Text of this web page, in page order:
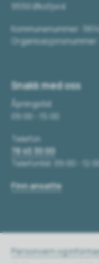
9550 Øksfjord
Kommunenummer:
Snakk med oss
Åpningstid
09:00 - 15:00
Telefon
78 45 30 00
Telefontid: 09:00 -
Finn ansatte
Personvern og